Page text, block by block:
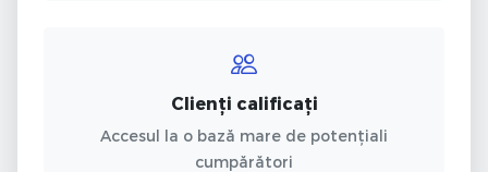
Clienți calificați
Accesul la o bază mare de potențiali
cumpărători